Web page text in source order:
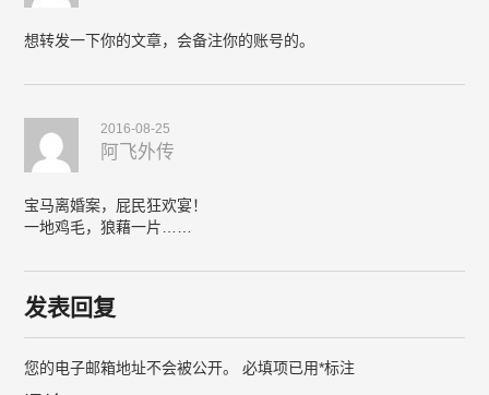
想转发一下你的文章，会备注你的账号的。
2016-08-25
阿飞外传
宝马离婚案，屁民狂欢宴！
一地鸡毛，狼藉一片……
发表回复
您的电子邮箱地址不会被公开。 必填项已用*标注